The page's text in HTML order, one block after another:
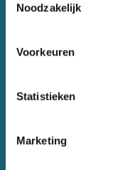
Noodzakelijk
Voorkeuren
Statistieken
Marketing
Wandelinspiratie